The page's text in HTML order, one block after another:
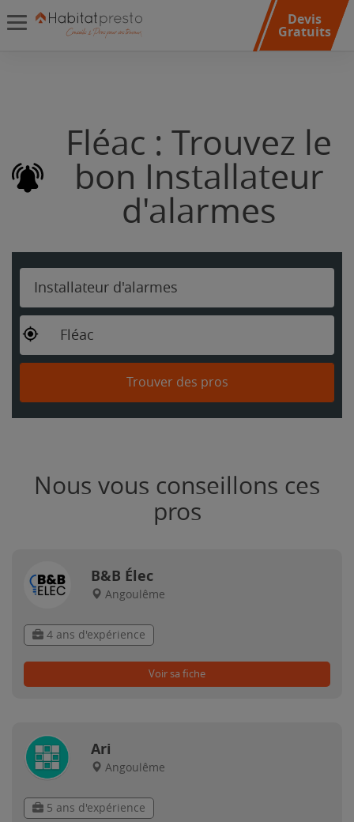
Devis
Gratuits
Fléac : Trouvez le
bon Installateur
d'alarmes
Installateur d'alarmes
Fléac
Trouver des pros
Nous vous conseillons ces
pros
B&B Élec
Angoulême
4 ans d'expérience
Voir sa fiche
Ari
Angoulême
5 ans d'expérience